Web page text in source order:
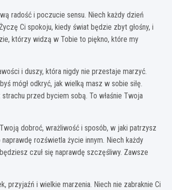
radość i poczucie sensu. Niech każdy dzień
Ci spokoju, kiedy świat będzie zbyt głośny, i
którzy widzą w Tobie to piękno, które my
i duszy, która nigdy nie przestaje marzyć.
mógł odkryć, jak wielką masz w sobie siłę.
przed byciem sobą. To właśnie Twoja
dobroć, wrażliwość i sposób, w jaki patrzysz
rozświetla życie innym. Niech każdy
czuł się naprawdę szczęśliwy. Zawsze
przyjaźń i wielkie marzenia. Niech nie zabraknie Ci